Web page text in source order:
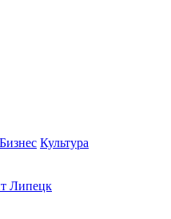
Бизнес Культура
Липецк